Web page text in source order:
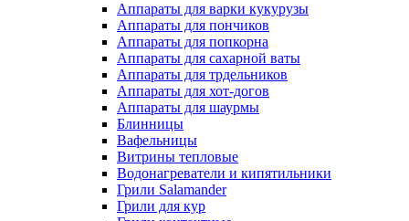
Аппараты для варки кукурузы
Аппараты для пончиков
Аппараты для попкорна
Аппараты для сахарной ваты
Аппараты для трдельников
Аппараты для хот-догов
Аппараты для шаурмы
Блинницы
Вафельницы
Витрины тепловые
Водонагреватели и кипятильники
Грили Salamander
Грили для кур